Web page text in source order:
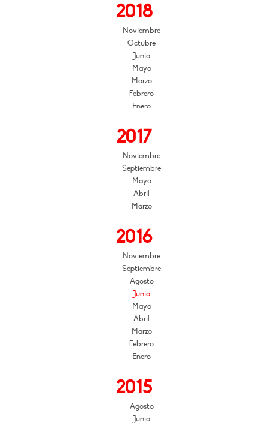
2018
Noviembre
Octubre
Junio
Mayo
Marzo
Febrero
Enero
2017
Noviembre
Septiembre
Mayo
Abril
Marzo
2016
Noviembre
Septiembre
Agosto
Junio
Mayo
Abril
Marzo
Febrero
Enero
2015
Agosto
Junio